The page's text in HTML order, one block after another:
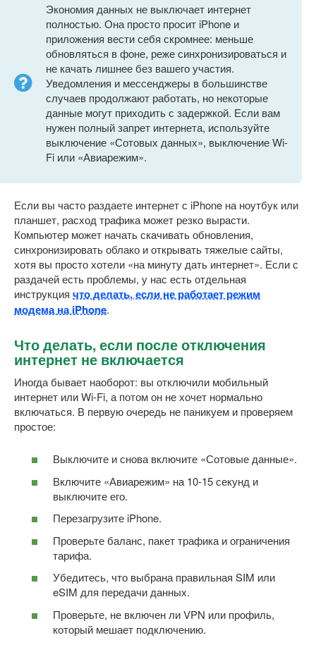
Экономия данных не выключает интернет
полностью. Она просто просит iPhone и
приложения вести себя скромнее: меньше
обновляться в фоне, реже синхронизироваться и
не качать лишнее без вашего участия.
Уведомления и мессенджеры в большинстве
случаев продолжают работать, но некоторые
данные могут приходить с задержкой. Если вам
нужен полный запрет интернета, используйте
выключение «Сотовых данных», выключение Wi-
Fi или «Авиарежим».
Если вы часто раздаете интернет с iPhone на ноутбук или
планшет, расход трафика может резко вырасти.
Компьютер может начать скачивать обновления,
синхронизировать облако и открывать тяжелые сайты,
хотя вы просто хотели «на минуту дать интернет». Если с
раздачей есть проблемы, у нас есть отдельная
инструкция что делать, если не работает режим
модема на iPhone.
Что делать, если после отключения
интернет не включается
Иногда бывает наоборот: вы отключили мобильный
интернет или Wi-Fi, а потом он не хочет нормально
включаться. В первую очередь не паникуем и проверяем
простое:
Выключите и снова включите «Сотовые данные».
Включите «Авиарежим» на 10-15 секунд и
выключите его.
Перезагрузите iPhone.
Проверьте баланс, пакет трафика и ограничения
тарифа.
Убедитесь, что выбрана правильная SIM или
eSIM для передачи данных.
Проверьте, не включен ли VPN или профиль,
который мешает подключению.